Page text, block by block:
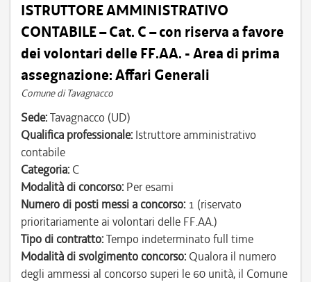
ISTRUTTORE AMMINISTRATIVO
CONTABILE – Cat. C – con riserva a favore
dei volontari delle FF.AA. - Area di prima
assegnazione: Affari Generali
Comune di Tavagnacco
Sede:Tavagnacco (UD)
Qualifica professionale: Istruttore amministrativo
contabile
Categoria: C
Modalità di concorso: Per esami
Numero di posti messi a concorso: 1 (riservato
prioritariamente ai volontari delle FF.AA.)
Tipo di contratto:Tempo indeterminato full time
Modalità di svolgimento concorso: Qualora il numero
degli ammessi al concorso superi le 60 unità, il Comune